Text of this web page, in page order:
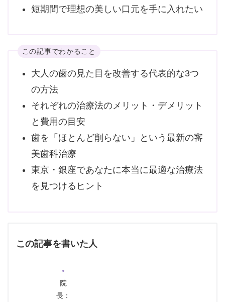
短期間で理想の美しい口元を手に入れたい
この記事でわかること
大人の歯の見た目を改善する代表的な3つ
の方法
それぞれの治療法のメリット・デメリット
と費用の目安
歯を「ほとんど削らない」という最新の審
美歯科治療
東京・銀座であなたに本当に最適な治療法
を見つけるヒント
この記事を書いた人
院
長：